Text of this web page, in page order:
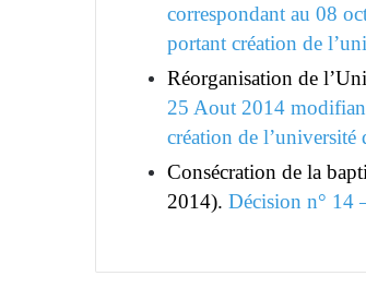
correspondant au 08
portant création de
Réorganisation de
25 Aout 2014
création de l’université
Consécration de la
2014). Décision n° 14